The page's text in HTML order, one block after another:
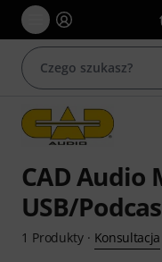
CAD Audio
USB/
1 Produkty· Konsultacja